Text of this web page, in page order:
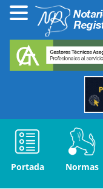
Portada Normas